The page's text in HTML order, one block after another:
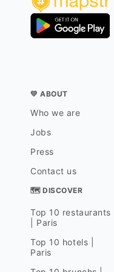
💛 ABOUT
Who we are
Jobs
Press
Contact us
🗺 DISCOVER
Top 10 restaurants
| Paris
Top 10 hotels |
Paris